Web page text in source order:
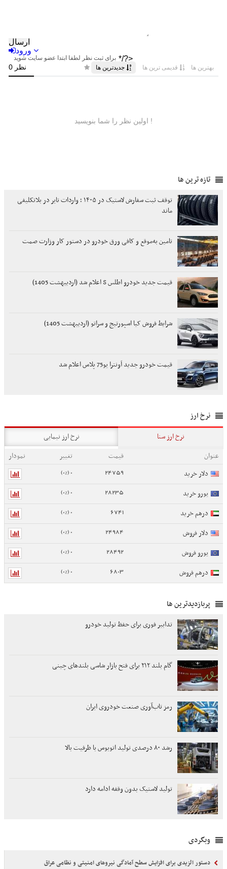
تازه ترین ها
توقف ثبت سفارش لاستیک در ۱۴۰۵ ؛ واردات تایر در بلاتکلیفی
ماند
تامین به‌موقع و کافی ورق خودرو در دستور کار وزارت صمت
قیمت جدید خودرو اطلس S اعلام شد (اردیبهشت 1405)
شرایط فروش کیا اسپورتیج و سراتو (اردیبهشت 1405)
قیمت خودرو جدید اَونترا یو75 پلاس اعلام شد
نرخ ارز
نرخ ارز سنا
نرخ ارز نیمایی
عنوان
قیمت تغییر
نمودار
دلار خرید
24759
0 (0%)
یورو خرید 28235
0 (0%)
درهم خرید 6741
0 (0%)
دلار فروش 24984
0 (0%)
یورو فروش 28492
0 (0%)
درهم فروش 6803
0 (0%)
پربازدیدترین ها
تدابیر فوری برای حفظ تولید خودرو
گام بلند ۲۱۲ برای فتح بازار شاسی بلندهای چینی
رمز تاب‌آوری صنعت خودروی ایران
رشد ۸۰ درصدی تولید اتوبوس با ظرفیت بالا
تولید لاستیک بدون وقفه ادامه دارد
وبگردی
دستور الزیدی برای افزایش سطح آمادگی نیروهای امنیتی و نظامی عراق